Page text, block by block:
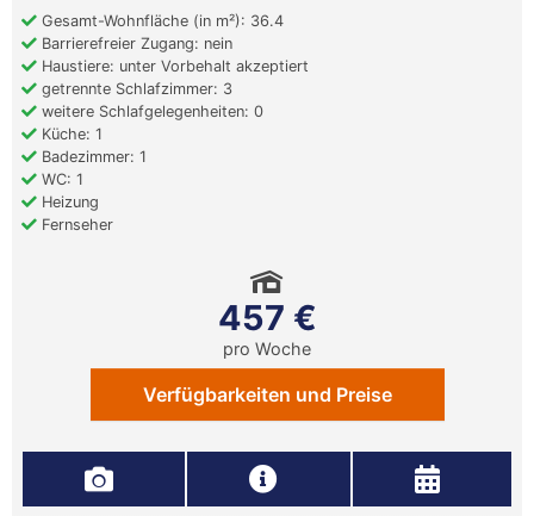
Gesamt-Wohnfläche (in m²): 36.4
Barrierefreier Zugang: nein
Haustiere: unter Vorbehalt akzeptiert
getrennte Schlafzimmer: 3
weitere Schlafgelegenheiten: 0
Küche: 1
Badezimmer: 1
WC: 1
Heizung
Fernseher
457 €
pro Woche
Verfügbarkeiten und Preise